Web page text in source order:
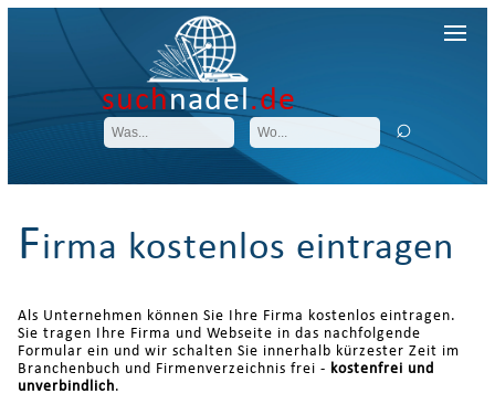
suchnadel.de
Firma kostenlos eintragen
Als Unternehmen können Sie Ihre Firma kostenlos eintragen.
Sie tragen Ihre Firma und Webseite in das nachfolgende
Formular ein und wir schalten Sie innerhalb kürzester Zeit im
Branchenbuch und Firmenverzeichnis frei - kostenfrei und
unverbindlich.